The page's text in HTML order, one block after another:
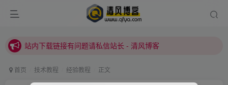
站内下载链接有问题请私信站长 - 清风博客
站内下载链接有问题请私信站长 - 清风博客
首页 技术教程 经验教程 正文